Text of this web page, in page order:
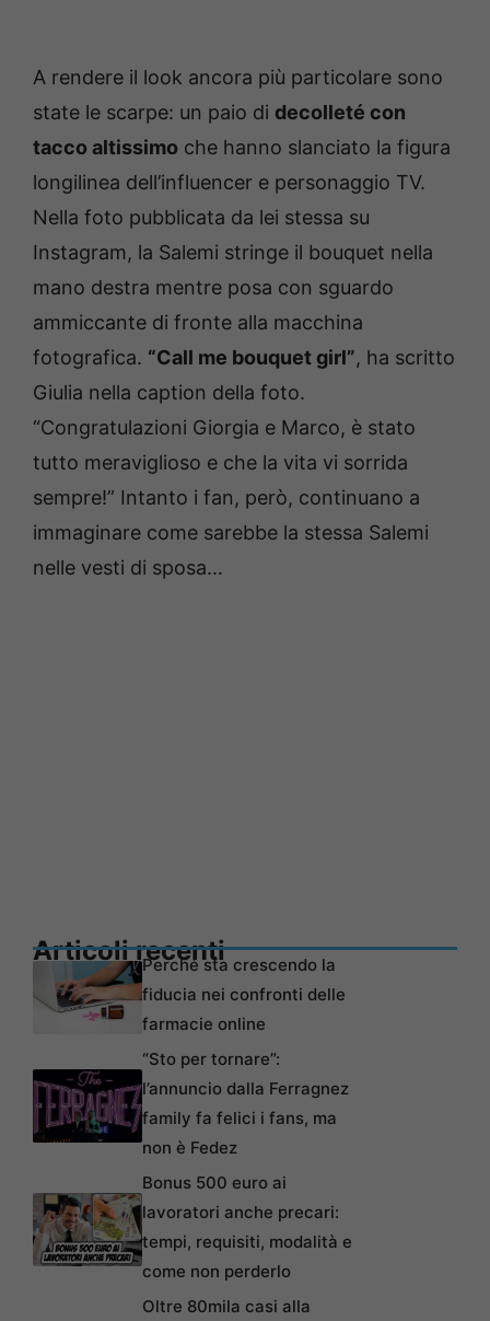
A rendere il look ancora più particolare sono
state le scarpe: un paio di decolleté con
tacco altissimo che hanno slanciato la figura
longilinea dell’influencer e personaggio TV.
Nella foto pubblicata da lei stessa su
Instagram, la Salemi stringe il bouquet nella
mano destra mentre posa con sguardo
ammiccante di fronte alla macchina
fotografica. “Call me bouquet girl”, ha scritto
Giulia nella caption della foto.
“Congratulazioni Giorgia e Marco, è stato
tutto meraviglioso e che la vita vi sorrida
sempre!” Intanto i fan, però, continuano a
immaginare come sarebbe la stessa Salemi
nelle vesti di sposa…
Articoli recentiPerché sta crescendo la
fiducia nei confronti delle
farmacie online
“Sto per tornare”:
l’annuncio dalla Ferragnez
family fa felici i fans, ma
non è Fedez
Bonus 500 euro ai
lavoratori anche precari:
tempi, requisiti, modalità e
come non perderlo
Oltre 80mila casi alla